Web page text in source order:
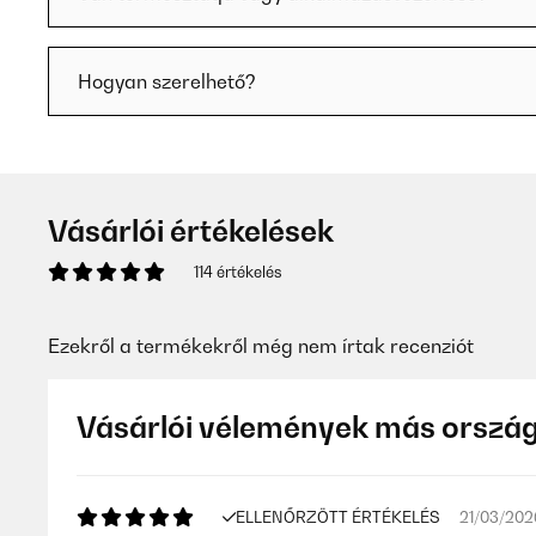
Hogyan szerelhető?
Vásárlói értékelések
114 értékelés
Ezekről a termékekről még nem írtak recenziót
Vásárlói vélemények más
ELLENŐRZÖTT ÉRTÉKELÉS 21/03/